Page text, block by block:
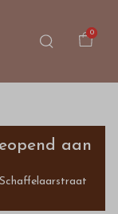
0
aan